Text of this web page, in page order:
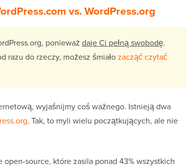
vs. WordPress.org
ponieważdaje Ci pełną swobodę.
razu do rzeczy, możesz śmiałozacząć czytać
wyjaśnijmy coś ważnego. Istnieją dwa
. Tak, to myli wielu początkujących, ale nie
source, które zasila ponad 43% wszystkich